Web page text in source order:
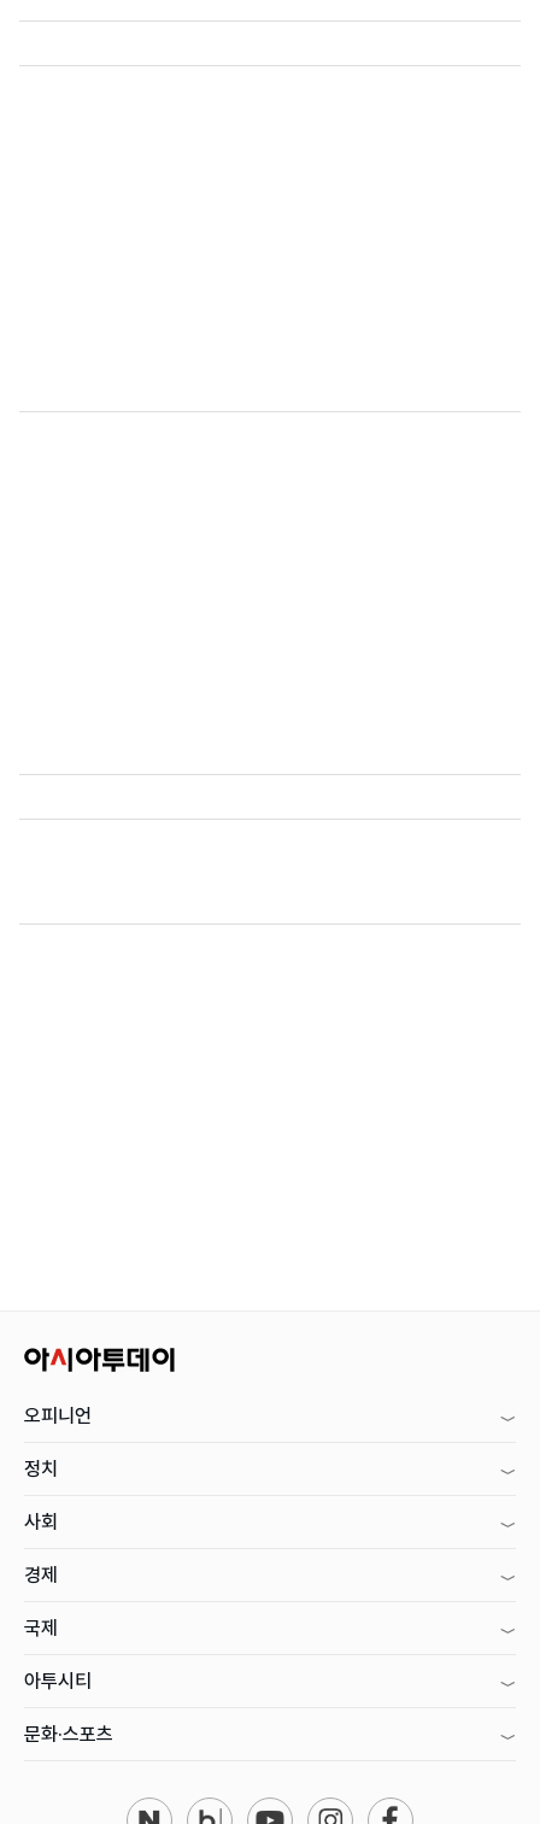
오피니언
정치
사회
경제
국제
아투시티
문화·스포츠